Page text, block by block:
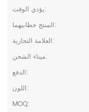
يؤدي الوقت:
المنتج خطابيهما:
العلامة التجارية:
ميناء الشحن:
الدفع:
اللون:
MOQ: